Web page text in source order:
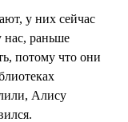
у них сейчас
нас, раньше
потому что они
Алису